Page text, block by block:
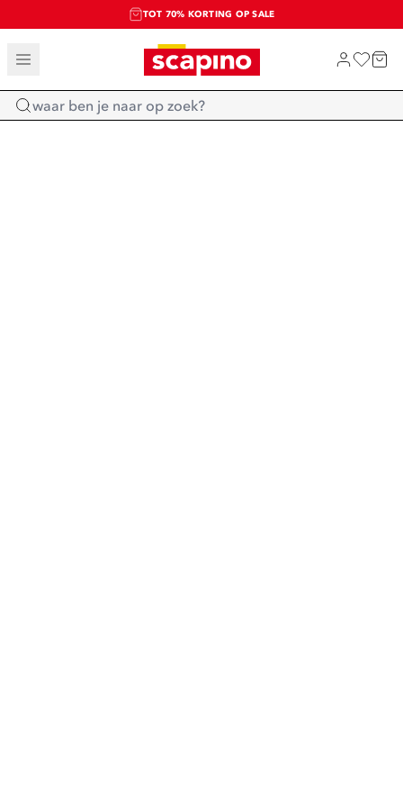
TOT 70% KORTING OP SALE
SALE: LAATSTE KANS!
SHOP NIEUW
Home